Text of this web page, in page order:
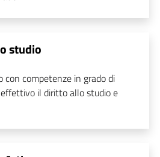
studio
competenze in grado di
il diritto allo studio e